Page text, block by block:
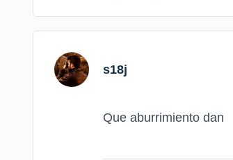
s18j
Que aburrimiento dan